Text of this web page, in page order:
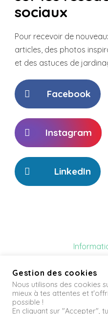
sociaux
Pour recevoir de
articles, des photos
et des astuces de
Facebook
Instagram
LinkedIn
Nous
© Copyright 2021 Ovega.
Gestion des cookies
Nous utilisons des cookies
mieux à tes attentes et
possible !
En cliquant sur "Accepter",